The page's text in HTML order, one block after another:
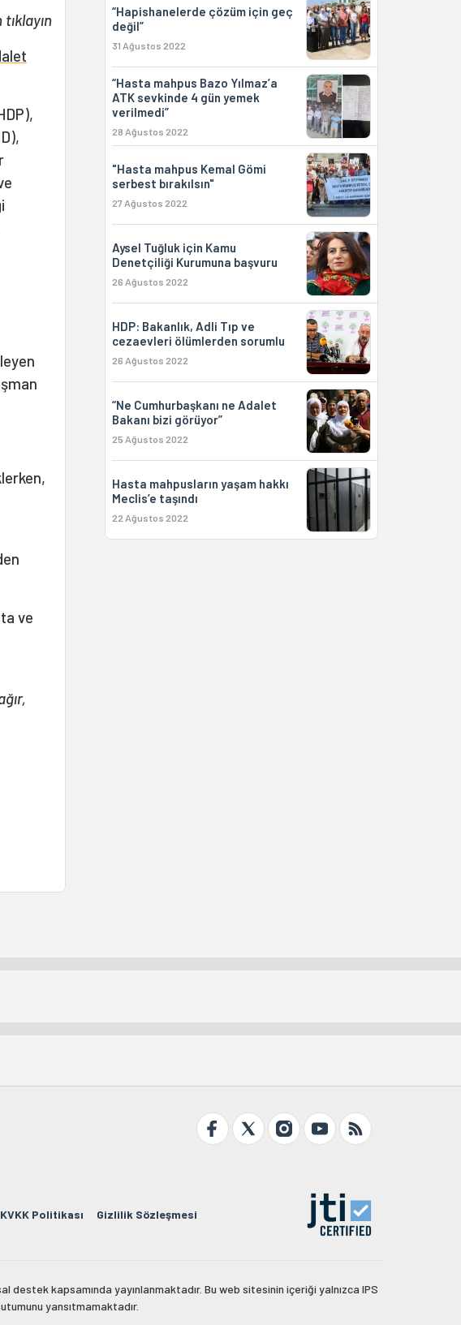
ve
“Hapishanelerde çözüm için geç
değil”
31 Ağustos 2022
“Hasta mahpus Bazo Yılmaz’a
ATK sevkinde 4 gün yemek
verilmedi”
28 Ağustos 2022
"Hasta mahpus Kemal Gömi
serbest bırakılsın"
27 Ağustos 2022
Aysel Tuğluk için Kamu
Denetçiliği Kurumuna başvuru
26 Ağustos 2022
HDP: Bakanlık, Adli Tıp ve
cezaevleri ölümlerden sorumlu
26 Ağustos 2022
“Ne Cumhurbaşkanı ne Adalet
Bakanı bizi görüyor”
25 Ağustos 2022
Hasta mahpusların yaşam hakkı
Meclis’e taşındı
22 Ağustos 2022
KVKK Politikası Gizlilik Sözleşmesi
destek kapsamında yayınlanmaktadır. Bu web sitesinin içeriği yalnızca IPS
yansıtmamaktadır.